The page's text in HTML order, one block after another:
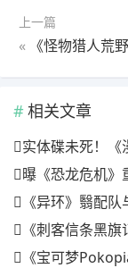
上一篇
« 《怪物猎人荒野》全任务图文流程攻略6-1
相关文章
实体碟未死！《
曝《恐龙危机》
《异环》翳配
《刺客信条黑旗
《宝可梦